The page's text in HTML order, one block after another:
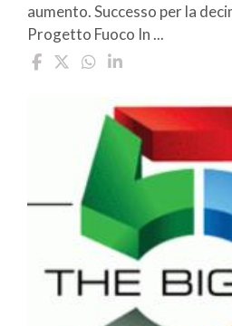
aumento. Successo per la
Progetto Fuoco In ...